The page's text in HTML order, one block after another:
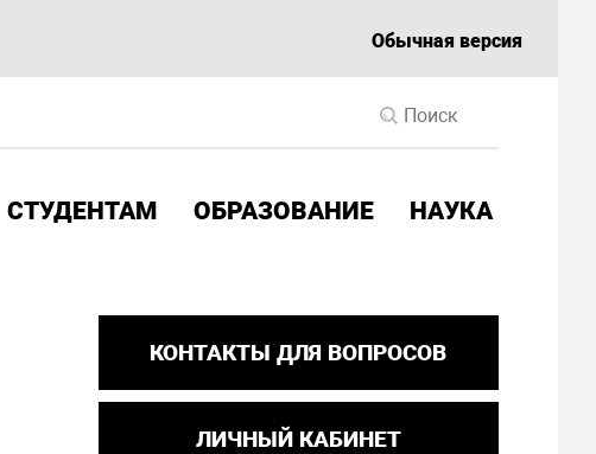
Обычная версия
СТУДЕНТАМ ОБРАЗОВАНИЕ НАУКА
КОНТАКТЫ ДЛЯ ВОПРОСОВ
ЛИЧНЫЙ КАБИНЕТ